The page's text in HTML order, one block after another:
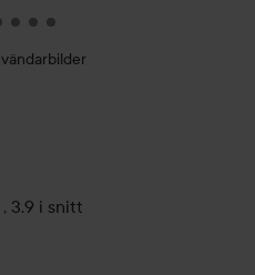
, 3.9 i snitt